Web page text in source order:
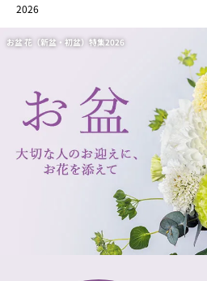
2026
お盆 花（新盆・初盆）特集2026